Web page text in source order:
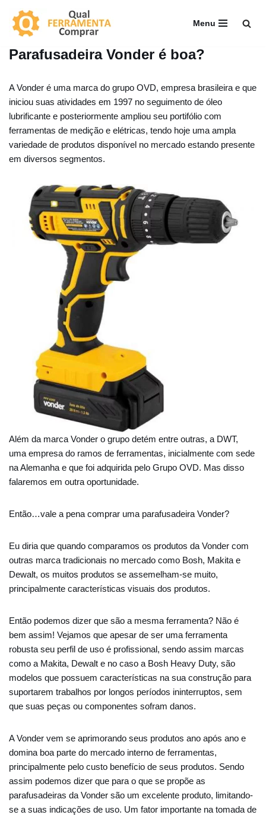
Pular
o
Menu
Parafusadeira Vonder é boa?
A Vonder é uma marca do grupo OVD, empresa brasileira e que
iniciou suas atividades em 1997 no seguimento de óleo
lubrificante e posteriormente ampliou seu portifólio com
ferramentas de medição e elétricas, tendo hoje uma ampla
variedade de produtos disponível no mercado estando presente
em diversos segmentos.
Além da marca Vonder o grupo detém entre outras, a DWT,
uma empresa do ramos de ferramentas, inicialmente com sede
na Alemanha e que foi adquirida pelo Grupo OVD. Mas disso
falaremos em outra oportunidade.
Então…vale a pena comprar uma parafusadeira Vonder?
Eu diria que quando comparamos os produtos da Vonder com
outras marca tradicionais no mercado como Bosh, Makita e
Dewalt, os muitos produtos se assemelham-se muito,
principalmente características visuais dos produtos.
Então podemos dizer que são a mesma ferramenta? Não é
bem assim! Vejamos que apesar de ser uma ferramenta
robusta seu perfil de uso é profissional, sendo assim marcas
como a Makita, Dewalt e no caso a Bosh Heavy Duty, são
modelos que possuem características na sua construção para
suportarem trabalhos por longos períodos ininterruptos, sem
que suas peças ou componentes sofram danos.
A Vonder vem se aprimorando seus produtos ano após ano e
domina boa parte do mercado interno de ferramentas,
principalmente pelo custo benefício de seus produtos. Sendo
assim podemos dizer que para o que se propõe as
parafusadeiras da Vonder são um excelente produto, limitando-
se a suas indicações de uso. Um fator importante na tomada de